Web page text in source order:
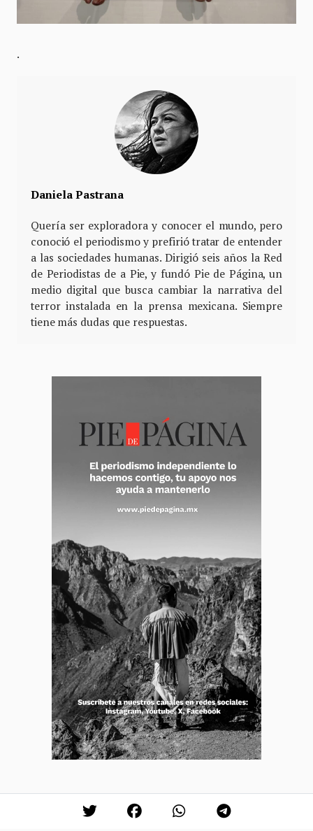
.
Daniela Pastrana
Quería ser exploradora y conocer el mundo, pero
conoció el periodismo y prefirió tratar de entender
a las sociedades humanas. Dirigió seis años la Red
de Periodistas de a Pie, y fundó Pie de Página, un
medio digital que busca cambiar la narrativa del
terror instalada en la prensa mexicana. Siempre
tiene más dudas que respuestas.